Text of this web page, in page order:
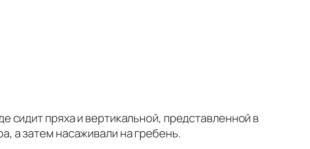
сидит пряха и вертикальной, представленной в
а затем насаживали на гребень.